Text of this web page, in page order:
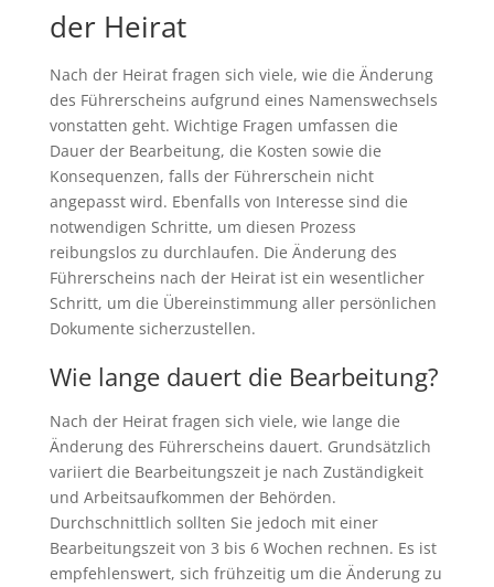
der Heirat
Nach der Heirat fragen sich viele, wie die Änderung
des Führerscheins aufgrund eines Namenswechsels
vonstatten geht. Wichtige Fragen umfassen die
Dauer der Bearbeitung, die Kosten sowie die
Konsequenzen, falls der Führerschein nicht
angepasst wird. Ebenfalls von Interesse sind die
notwendigen Schritte, um diesen Prozess
reibungslos zu durchlaufen. Die Änderung des
Führerscheins nach der Heirat ist ein wesentlicher
Schritt, um die Übereinstimmung aller persönlichen
Dokumente sicherzustellen.
Wie lange dauert die Bearbeitung?
Nach der Heirat fragen sich viele, wie lange die
Änderung des Führerscheins dauert. Grundsätzlich
variiert die Bearbeitungszeit je nach Zuständigkeit
und Arbeitsaufkommen der Behörden.
Durchschnittlich sollten Sie jedoch mit einer
Bearbeitungszeit von 3 bis 6 Wochen rechnen. Es ist
empfehlenswert, sich frühzeitig um die Änderung zu